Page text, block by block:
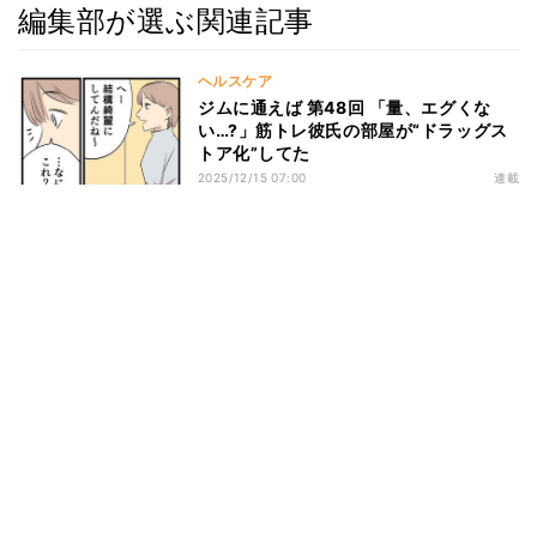
編集部が選ぶ関連記事
ヘルスケア
ジムに通えば 第48回 「量、エグくな
い…?」筋トレ彼氏の部屋が“ドラッグス
トア化”してた
2025/12/15 07:00 連載